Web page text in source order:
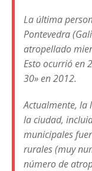
La última
Pontevedra
atropellado
Esto ocurrió en
30» en 2012.
Actualmente, la
la ciudad,
municipales
rurales (muy
número de